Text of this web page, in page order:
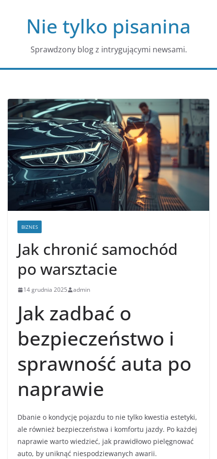
Nie tylko pisanina
Sprawdzony blog z intrygującymi newsami.
BIZNES
Jak chronić samochód
po warsztacie
14 grudnia 2025 admin
Jak zadbać o
bezpieczeństwo i
sprawność auta po
naprawie
Dbanie o kondycję pojazdu to nie tylko kwestia estetyki,
ale również bezpieczeństwa i komfortu jazdy. Po każdej
naprawie warto wiedzieć, jak prawidłowo pielęgnować
auto, by uniknąć niespodziewanych awarii.